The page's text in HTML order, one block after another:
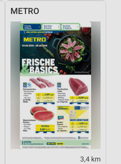
METRO
3,4 km